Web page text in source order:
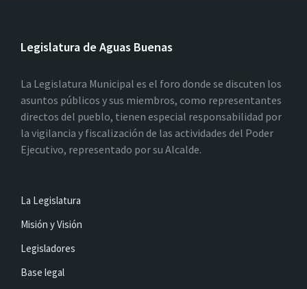
Legislatura de Aguas Buenas
La Legislatura Municipal es el foro donde se discuten los
asuntos públicos y sus miembros, como representantes
directos del pueblo, tienen especial responsabilidad por
la vigilancia y fiscalización de las actividades del Poder
Ejecutivo, representado por su Alcalde.
La Legislatura
Misión y Visión
Legisladores
Base legal